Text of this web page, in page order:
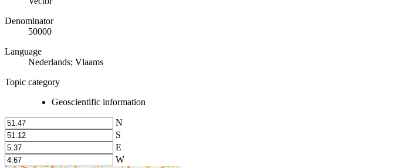
Denominator
50000
Language
Nederlands; Vlaams
Topic category
Geoscientific information
N
S
E
W